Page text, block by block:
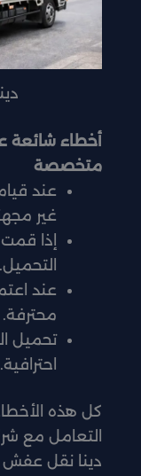
أخطاء شائعة
متخصصة
عند
غير
إذا
التحميل.
عند
محترفة.
تحميل
احترافية.
كل هذه
التعامل مع
دينا نقل عفش